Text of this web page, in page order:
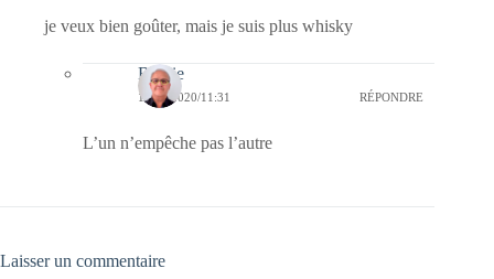
je veux bien goûter, mais je suis plus whisky
Bernie
10/10/2020/11:31 RÉPONDRE
L’un n’empêche pas l’autre
Laisser un commentaire